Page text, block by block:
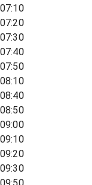
07:10
07:20
07:30
07:40
07:50
08:10
08:40
08:50
09:00
09:10
09:20
09:30
09:50